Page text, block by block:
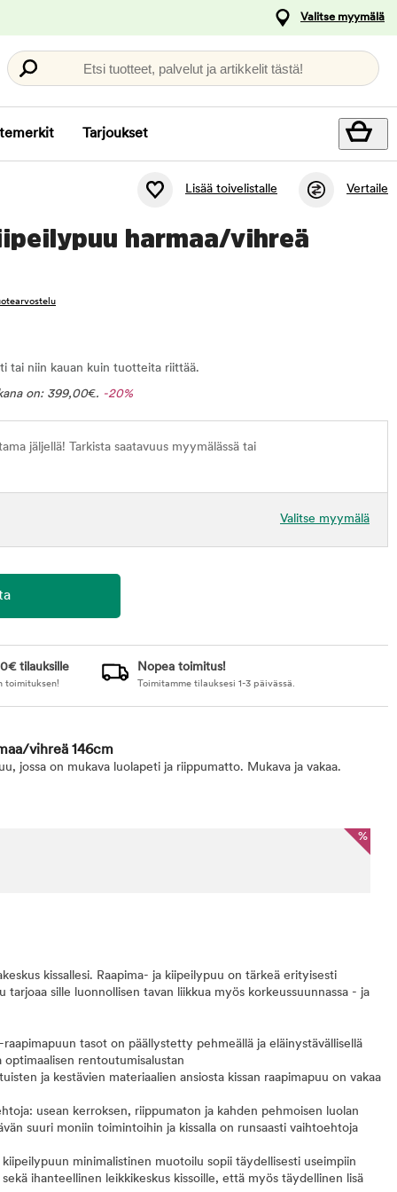
Valitse myymälä
Etsi tuotteet, palvelut ja artikkelit tästä!
Tarjoukset
Lisää toivelistalle Vertaile
harmaa/vihreä
tai niin kauan kuin tuotteita riittää.
on: 399,00€. -20%
jäljellä! Tarkista saatavuus myymälässä tai
Valitse myymälä
tilauksille
toimituksen!
Nopea toimitus!
Toimitamme tilauksesi 1-3 päivässä.
vihreä 146cm
jossa on mukava luolapeti ja riippumatto. Mukava ja vakaa.
%
kissallesi. Raapima- ja kiipeilypuu on tärkeä erityisesti
tarjoaa sille luonnollisen tavan liikkua myös korkeussuunnassa - ja
raapimapuun tasot on päällystetty pehmeällä ja eläinystävällisellä
optimaalisen rentoutumisalustan
ja kestävien materiaalien ansiosta kissan raapimapuu on vakaa
usean kerroksen, riippumaton ja kahden pehmoisen luolan
suuri moniin toimintoihin ja kissalla on runsaasti vaihtoehtoja
minimalistinen muotoilu sopii täydellisesti useimpiin
ihanteellinen leikkikeskus kissoille, että myös täydellinen lisä